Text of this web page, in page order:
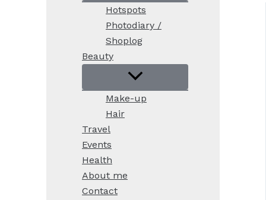
Hotspots
Photodiary /
Shoplog
Beauty
Make-up
Hair
Travel
Events
Health
About me
Contact